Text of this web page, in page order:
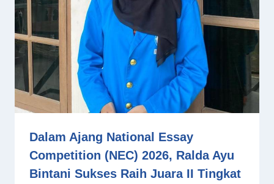
Dalam Ajang National Essay
Competition (NEC) 2026, Ralda Ayu
Bintani Sukses Raih Juara II Tingkat